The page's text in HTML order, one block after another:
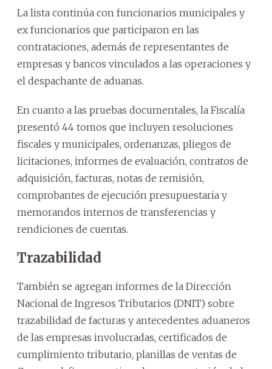
La lista continúa con funcionarios municipales y
ex funcionarios que participaron en las
contrataciones, además de representantes de
empresas y bancos vinculados a las operaciones y
el despachante de aduanas.
En cuanto a las pruebas documentales, la Fiscalía
presentó 44 tomos que incluyen resoluciones
fiscales y municipales, ordenanzas, pliegos de
licitaciones, informes de evaluación, contratos de
adquisición, facturas, notas de remisión,
comprobantes de ejecución presupuestaria y
memorandos internos de transferencias y
rendiciones de cuentas.
Trazabilidad
También se agregan informes de la Dirección
Nacional de Ingresos Tributarios (DNIT) sobre
trazabilidad de facturas y antecedentes aduaneros
de las empresas involucradas, certificados de
cumplimiento tributario, planillas de ventas de